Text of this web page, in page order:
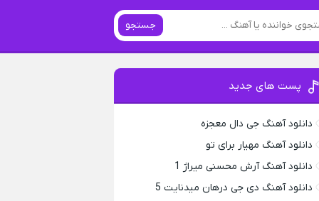
جستجو
پست های جدید
دانلود آهنگ جی دال معجزه
دانلود آهنگ مهیار برای تو
دانلود آهنگ آرش محسنی میراژ 1
دانلود آهنگ دی جی درهان میدنایت 5